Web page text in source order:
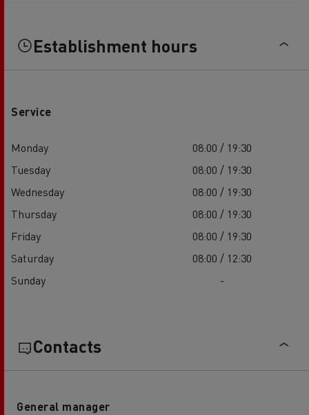
Establishment hours
Service
Monday
08:00 / 19:30
Tuesday
08:00 / 19:30
Wednesday
08:00 / 19:30
Thursday
08:00 / 19:30
Friday
08:00 / 19:30
Saturday
08:00 / 12:30
Sunday
-
Contacts
General manager